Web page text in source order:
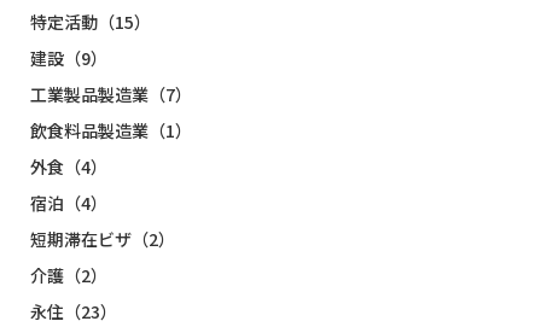
特定活動（15）
建設（9）
工業製品製造業（7）
飲食料品製造業（1）
外食（4）
宿泊（4）
短期滞在ビザ（2）
介護（2）
永住（23）